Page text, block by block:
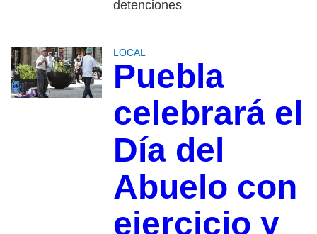
detenciones
LOCAL
Puebla
celebrará el
Día del
Abuelo con
ejercicio y